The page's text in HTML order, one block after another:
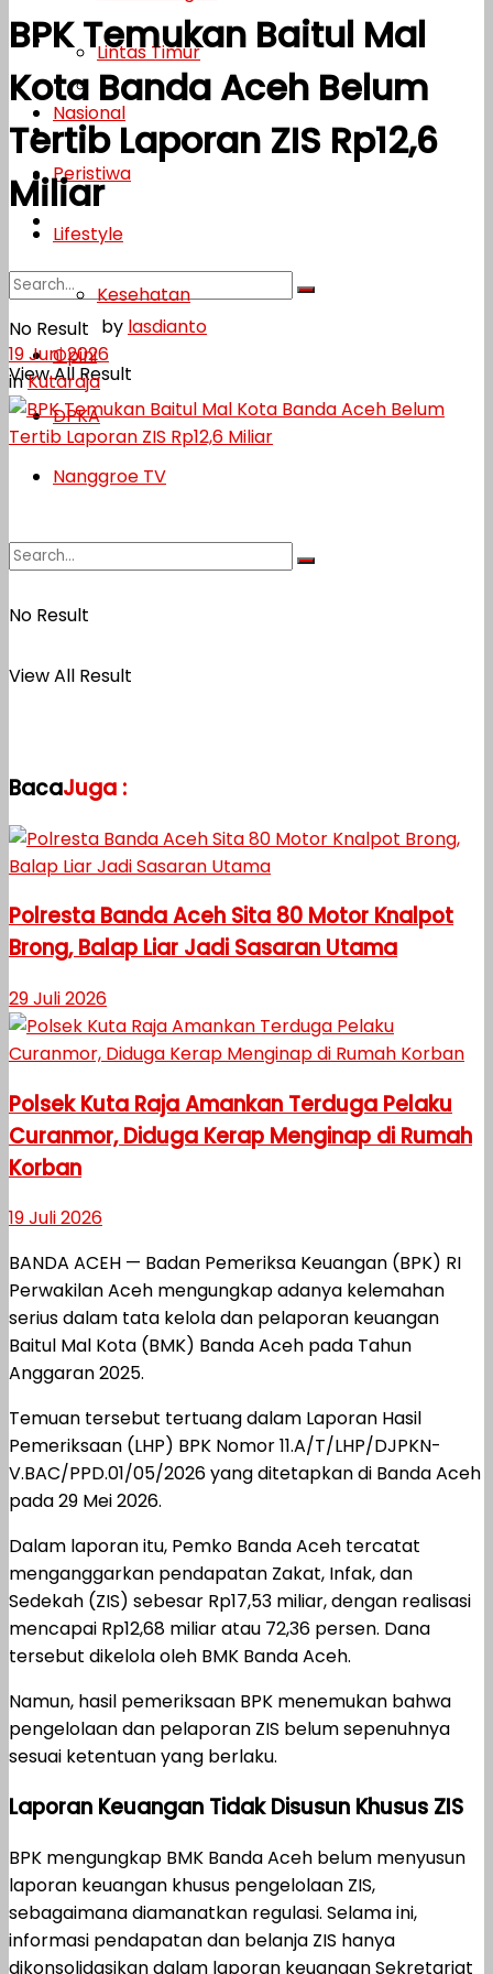
Lifestyle
Kesehatan
Opini
DPKA
Nanggroe TV
No Result
View All Result
Lintas Timur
Nasional
Peristiwa
Lifestyle
Kesehatan
Opini
DPKA
Nanggroe TV
No Result
View All Result
BPK Temukan Baitul Mal
Kota Banda Aceh Belum
Tertib Laporan ZIS Rp12,6
Miliar
by lasdianto
19 Juni 2026
inKutaraja
BacaJuga :
Polresta Banda Aceh Sita 80 Motor Knalpot
Brong, Balap Liar Jadi Sasaran Utama
29 Juli 2026
Polsek Kuta Raja Amankan Terduga Pelaku
Curanmor, Diduga Kerap Menginap di Rumah
Korban
19 Juli 2026
BANDA ACEH — Badan Pemeriksa Keuangan (BPK) RI
Perwakilan Aceh mengungkap adanya kelemahan
serius dalam tata kelola dan pelaporan keuangan
Baitul Mal Kota (BMK) Banda Aceh pada Tahun
Anggaran 2025.
Temuan tersebut tertuang dalam Laporan Hasil
Pemeriksaan (LHP) BPK Nomor 11.A/T/LHP/DJPKN-
V.BAC/PPD.01/05/2026 yang ditetapkan di Banda Aceh
pada 29 Mei 2026.
Dalam laporan itu, Pemko Banda Aceh tercatat
menganggarkan pendapatan Zakat, Infak, dan
Sedekah (ZIS) sebesar Rp17,53 miliar, dengan realisasi
mencapai Rp12,68 miliar atau 72,36 persen. Dana
tersebut dikelola oleh BMK Banda Aceh.
Namun, hasil pemeriksaan BPK menemukan bahwa
pengelolaan dan pelaporan ZIS belum sepenuhnya
sesuai ketentuan yang berlaku.
Laporan Keuangan Tidak Disusun Khusus ZIS
BPK mengungkap BMK Banda Aceh belum menyusun
laporan keuangan khusus pengelolaan ZIS,
sebagaimana diamanatkan regulasi. Selama ini,
informasi pendapatan dan belanja ZIS hanya
dikonsolidasikan dalam laporan keuangan Sekretariat